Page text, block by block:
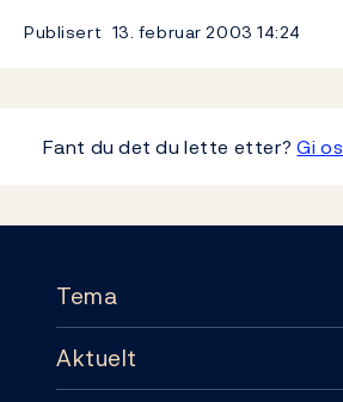
Publisert 13. februar 200314:24
Fant du det du lette etter?Gi
Tema
Tema
Aktuelt